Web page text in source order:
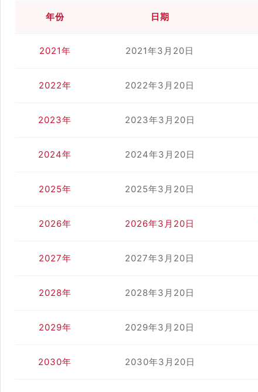
年份 日期
2021年 2021年3月20日
2022年 2022年3月20日
2023年 2023年3月20日
2024年 2024年3月20日
2025年 2025年3月20日
2026年 2026年3月20日
2027年 2027年3月20日
2028年 2028年3月20日
2029年 2029年3月20日
2030年 2030年3月20日